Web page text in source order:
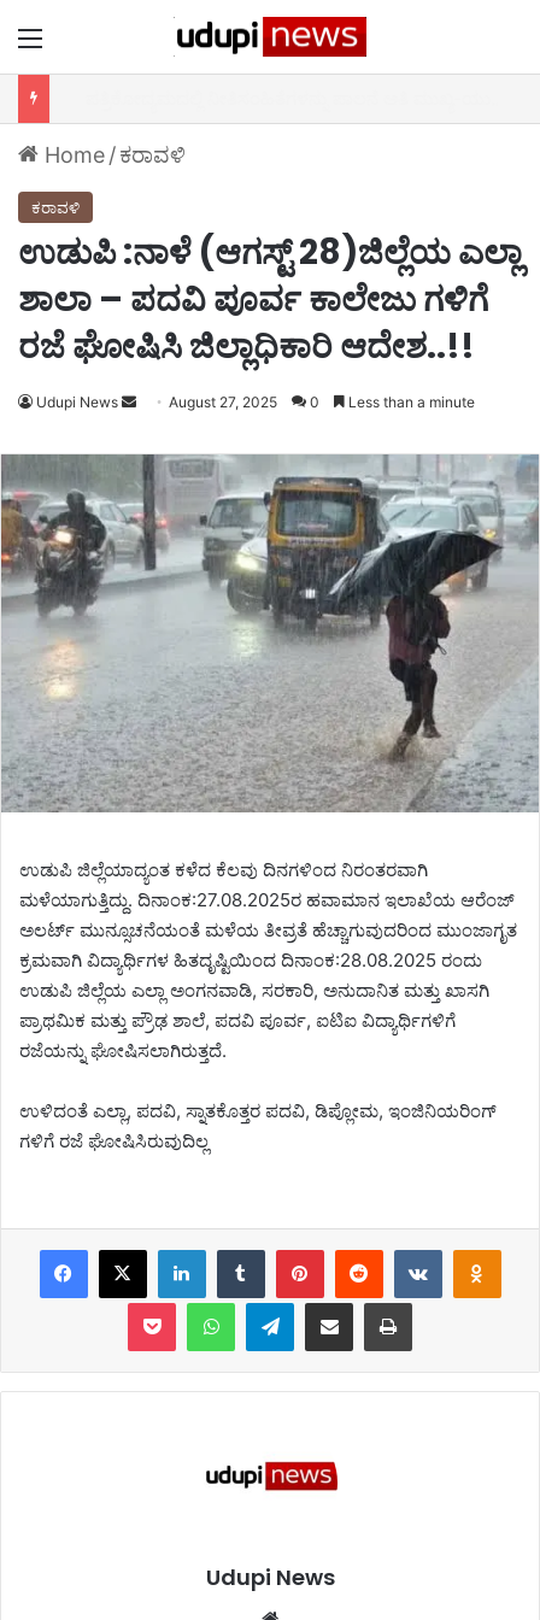
Home/ಕರಾವಳಿ
ಕರಾವಳಿ
ಉಡುಪಿ :ನಾಳೆ (ಆಗಸ್ಟ್ 28)ಜಿಲ್ಲೆಯ ಎಲ್ಲಾ
ಶಾಲಾ – ಪದವಿ ಪೂರ್ವ ಕಾಲೇಜು ಗಳಿಗೆ
ರಜೆ ಘೋಷಿಸಿ ಜಿಲ್ಲಾಧಿಕಾರಿ ಆದೇಶ..!!
Udupi News
Send
email
August 27, 2025 0 Less than a minute
ಉಡುಪಿ ಜಿಲ್ಲೆಯಾದ್ಯಂತ ಕಳೆದ ಕೆಲವು ದಿನಗಳಿಂದ ನಿರಂತರವಾಗಿ
ಮಳೆಯಾಗುತ್ತಿದ್ದು. ದಿನಾಂಕ:27.08.2025ರ ಹವಾಮಾನ ಇಲಾಖೆಯ ಆರೆಂಜ್
ಅಲರ್ಟ್ ಮುನ್ಸೂಚನೆಯಂತೆ ಮಳೆಯ ತೀವ್ರತೆ ಹೆಚ್ಚಾಗುವುದರಿಂದ ಮುಂಜಾಗೃತ
ಕ್ರಮವಾಗಿ ವಿದ್ಯಾರ್ಥಿಗಳ ಹಿತದೃಷ್ಟಿಯಿಂದ ದಿನಾಂಕ:28.08.2025 ರಂದು
ಉಡುಪಿ ಜಿಲ್ಲೆಯ ಎಲ್ಲಾ ಅಂಗನವಾಡಿ, ಸರಕಾರಿ, ಅನುದಾನಿತ ಮತ್ತು ಖಾಸಗಿ
ಪ್ರಾಥಮಿಕ ಮತ್ತು ಪ್ರೌಢ ಶಾಲೆ, ಪದವಿ ಪೂರ್ವ, ಐಟಿಐ ವಿದ್ಯಾರ್ಥಿಗಳಿಗೆ
ರಜೆಯನ್ನು ಘೋಷಿಸಲಾಗಿರುತ್ತದೆ.
ಉಳಿದಂತೆ ಎಲ್ಲಾ, ಪದವಿ, ಸ್ನಾತಕೊತ್ತರ ಪದವಿ, ಡಿಪ್ಲೋಮ, ಇಂಜಿನಿಯರಿಂಗ್
ಗಳಿಗೆ ರಜೆ ಘೋಷಿಸಿರುವುದಿಲ್ಲ
Facebook X LinkedIn Tumblr Pinterest Reddit VKontakte Odnoklassniki
Pocket WhatsApp Telegram Share via Email Print
Udupi News